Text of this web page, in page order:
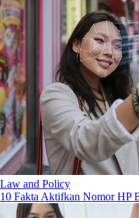
Law and Policy
10 Fakta Aktifkan Nomor HP